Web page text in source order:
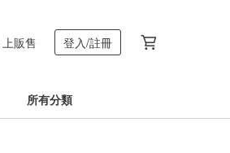
販售 登入/註冊
所有分類